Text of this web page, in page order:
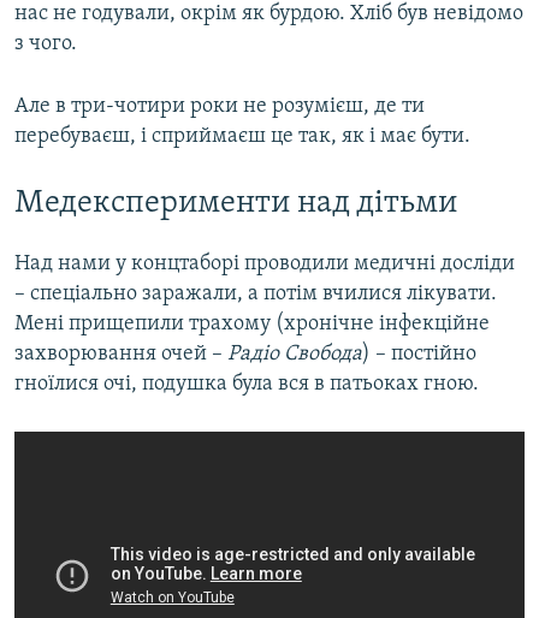
нас не годували, окрім як бурдою. Хліб був невідомо
з чого.
Але в три-чотири роки не розумієш, де ти
перебуваєш, і сприймаєш це так, як і має бути.
Медексперименти над дітьми
Над нами у концтаборі проводили медичні досліди
– спеціально заражали, а потім вчилися лікувати.
Мені прищепили трахому (хронічне інфекційне
захворювання очей – Радіо Свобода) – постійно
гноїлися очі, подушка була вся в патьоках гною.